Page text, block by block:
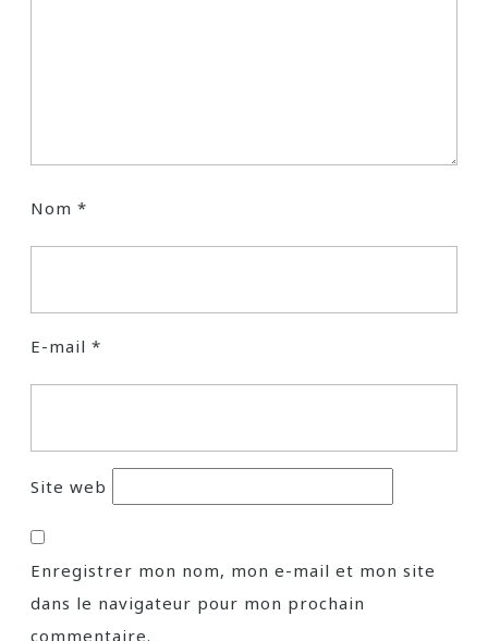
Nom *
E-mail *
Site web
Enregistrer mon nom, mon e-mail et mon site
dans le navigateur pour mon prochain
commentaire.